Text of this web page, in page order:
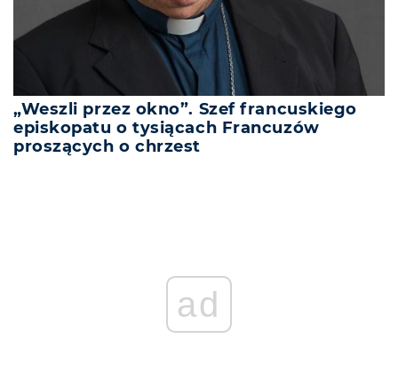
„Weszli przez okno”. Szef francuskiego
episkopatu o tysiącach Francuzów
proszących o chrzest
ad